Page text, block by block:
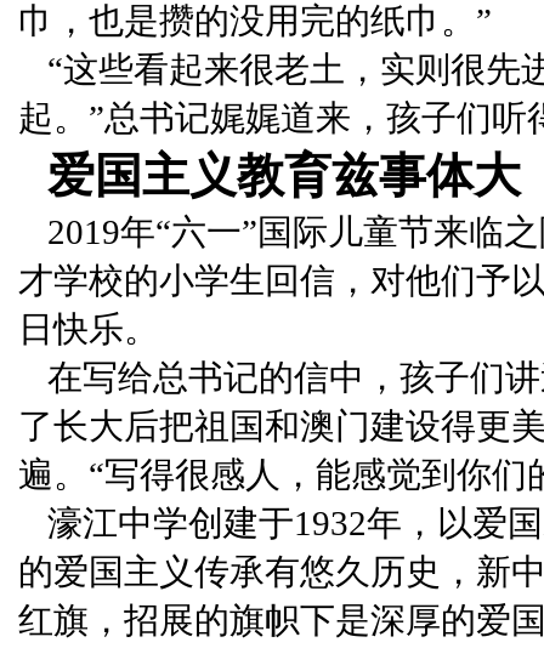
巾，也是攒的没用完的纸巾。”
“这些看起来很老土，实则很先
起。”总书记娓娓道来，孩子们听
爱国主义教育兹事体大
2019年“六一”国际儿童节来临
才学校的小学生回信，对他们予
日快乐。
在写给总书记的信中，孩子们
了长大后把祖国和澳门建设得更
遍。“写得很感人，能感觉到你们
濠江中学创建于1932年，以爱
的爱国主义传承有悠久历史，新
红旗，招展的旗帜下是深厚的爱